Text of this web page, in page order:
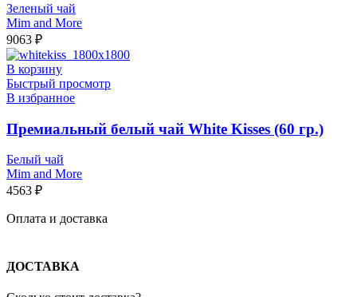
Зеленый чай
Mim and More
9063 ₽
В корзину
Быстрый просмотр
В избранное
Премиальный белый чай White Kisses (60 гр.)
Белый чай
Mim and More
4563 ₽
Оплата и доставка
ДОСТАВКА